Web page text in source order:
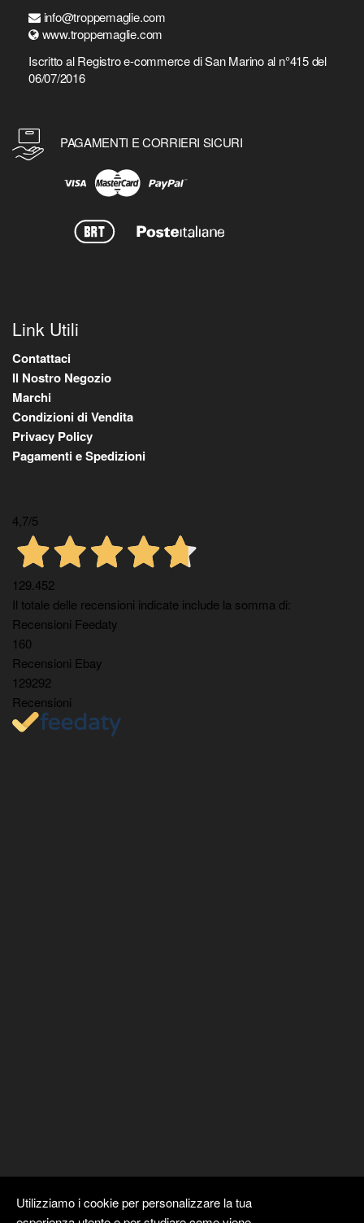
info@troppemaglie.com
www.troppemaglie.com
Iscritto al Registro e-commerce di San Marino al n°415 del
06/07/2016
PAGAMENTI E CORRIERI SICURI
Link Utili
Contattaci
Il Nostro Negozio
Marchi
Condizioni di Vendita
Privacy Policy
Pagamenti e Spedizioni
4,7/5
129.452
Il totale delle recensioni indicate include la somma di:
Recensioni Feedaty
160
Recensioni Ebay
129292
Recensioni
Utilizziamo i cookie per personalizzare la tua